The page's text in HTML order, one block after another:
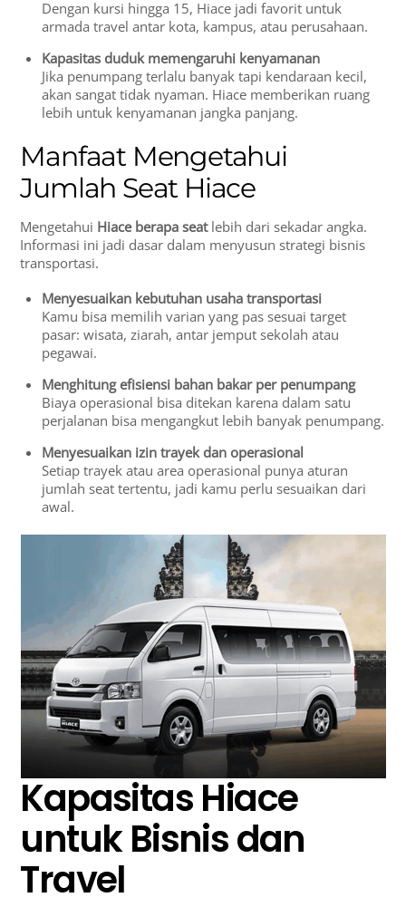
Dengan kursi hingga 15, Hiace jadi favorit untuk
armada travel antar kota, kampus, atau perusahaan.
Kapasitas duduk memengaruhi kenyamanan
Jika penumpang terlalu banyak tapi kendaraan kecil,
akan sangat tidak nyaman. Hiace memberikan ruang
lebih untuk kenyamanan jangka panjang.
Manfaat Mengetahui
Jumlah Seat Hiace
Mengetahui Hiace berapa seatlebih dari sekadar angka.
Informasi ini jadi dasar dalam menyusun strategi bisnis
transportasi.
Menyesuaikan kebutuhan usaha transportasi
Kamu bisa memilih varian yang pas sesuai target
pasar: wisata, ziarah, antar jemput sekolah atau
pegawai.
Menghitung efisiensi bahan bakar per penumpang
Biaya operasional bisa ditekan karena dalam satu
perjalanan bisa mengangkut lebih banyak penumpang.
Menyesuaikan izin trayek dan operasional
Setiap trayek atau area operasional punya aturan
jumlah seat tertentu, jadi kamu perlu sesuaikan dari
awal.
Kapasitas Hiace
untuk Bisnis dan
Travel